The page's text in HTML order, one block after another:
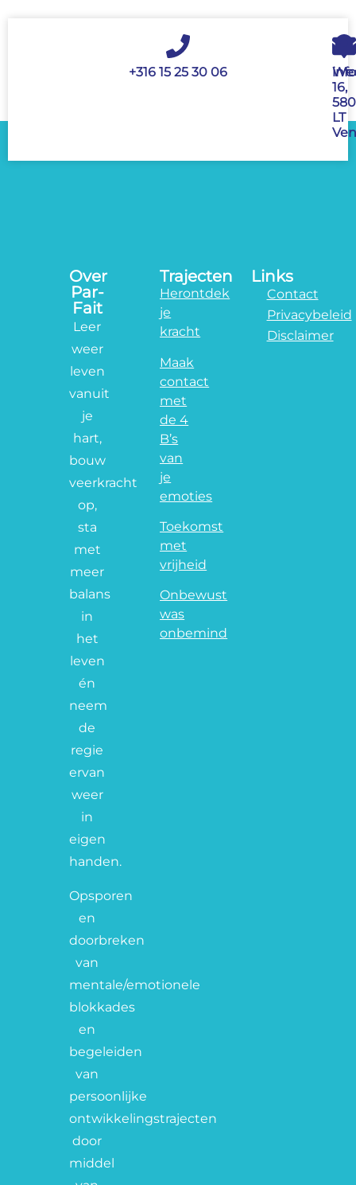
+316 15 25 30 06
16,
LT
Over
Par-
Fait
Leer
weer
leven
vanuit
je
hart,
bouw
veerkracht
op,
sta
met
meer
balans
in
het
leven
én
neem
de
regie
ervan
weer
in
eigen
handen.
Opsporen
en
doorbreken
van
mentale/emotionele
blokkades
en
begeleiden
van
persoonlijke
ontwikkelingstrajecten
door
middel
Trajecten
Herontdek
je
kracht
Maak
contact
met
de 4
B’s
van
je
emoties
Toekomst
met
vrijheid
Onbewust
was
onbemind
Links
Contact
Privacybeleid
Disclaimer